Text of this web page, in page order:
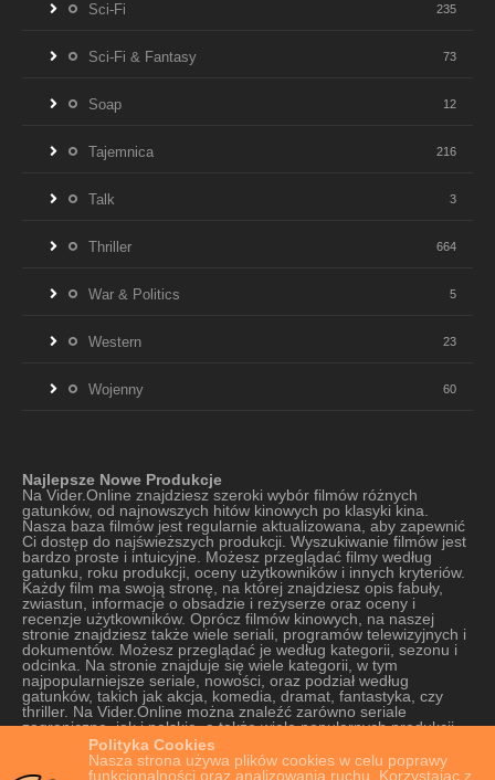
Polityka Cookies
Nasza strona używa plików cookies w celu poprawy
funkcjonalności oraz analizowania ruchu. Korzystając z
Sci-Fi 235
Sci-Fi & Fantasy 73
Soap 12
Tajemnica 216
Talk 3
Thriller 664
War & Politics 5
Western 23
Wojenny 60
Najlepsze Nowe Produkcje
Na Vider.Online znajdziesz szeroki wybór filmów różnych
gatunków, od najnowszych hitów kinowych po klasyki kina.
Nasza baza filmów jest regularnie aktualizowana, aby zapewnić
Ci dostęp do najświeższych produkcji. Wyszukiwanie filmów jest
bardzo proste i intuicyjne. Możesz przeglądać filmy według
gatunku, roku produkcji, oceny użytkowników i innych kryteriów.
Każdy film ma swoją stronę, na której znajdziesz opis fabuły,
zwiastun, informacje o obsadzie i reżyserze oraz oceny i
recenzje użytkowników. Oprócz filmów kinowych, na naszej
stronie znajdziesz także wiele seriali, programów telewizyjnych i
dokumentów. Możesz przeglądać je według kategorii, sezonu i
odcinka. Na stronie znajduje się wiele kategorii, w tym
najpopularniejsze seriale, nowości, oraz podział według
gatunków, takich jak akcja, komedia, dramat, fantastyka, czy
thriller. Na Vider.Online można znaleźć zarówno seriale
zagraniczne, jak i polskie, a także wiele popularnych produkcji
oryginalnych platform VOD. Strona oferuje szeroki wybór seriali,
od tych najnowszych do tych starszych, które cieszą się kultową
popularnością. Nasza strona jest również bardzo łatwa w